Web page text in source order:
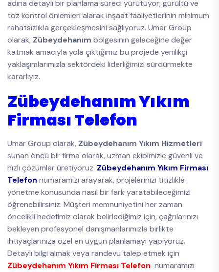
adına detaylı bir planlama süreci yürütüyor; gürültü ve
toz kontrol önlemleri alarak inşaat faaliyetlerinin minimum
rahatsızlıkla gerçekleşmesini sağlıyoruz. Umar Group
olarak, Zübeydehanım bölgesinin geleceğine değer
katmak amacıyla yola çıktığımız bu projede yenilikçi
yaklaşımlarımızla sektördeki liderliğimizi sürdürmekte
kararlıyız.
Zübeydehanım Yıkım
Firması Telefon
Umar Group olarak, Zübeydehanım Yıkım Hizmetleri
sunan öncü bir firma olarak, uzman ekibimizle güvenli ve
hızlı çözümler üretiyoruz. Zübeydehanım Yıkım Firması
Telefon numaramızı arayarak, projelerinizi titizlikle
yönetme konusunda nasıl bir fark yaratabileceğimizi
öğrenebilirsiniz. Müşteri memnuniyetini her zaman
öncelikli hedefimiz olarak belirlediğimiz için, çağrılarınızı
bekleyen profesyonel danışmanlarımızla birlikte
ihtiyaçlarınıza özel en uygun planlamayı yapıyoruz.
Detaylı bilgi almak veya randevu talep etmek için
Zübeydehanım Yıkım Firması Telefon numaramızı